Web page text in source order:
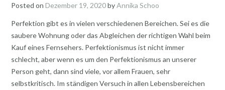
Posted on Dezember 19, 2020byAnnika Schoo
Perfektion gibt es in vielen verschiedenen Bereichen. Sei es die
saubere Wohnung oder das Abgleichen der richtigen Wahl beim
Kauf eines Fernsehers. Perfektionismus ist nicht immer
schlecht, aber wenn es um den Perfektionismus an unserer
Person geht, dann sind viele, vor allem Frauen, sehr
selbstkritisch. Im ständigen Versuch in allen Lebensbereichen